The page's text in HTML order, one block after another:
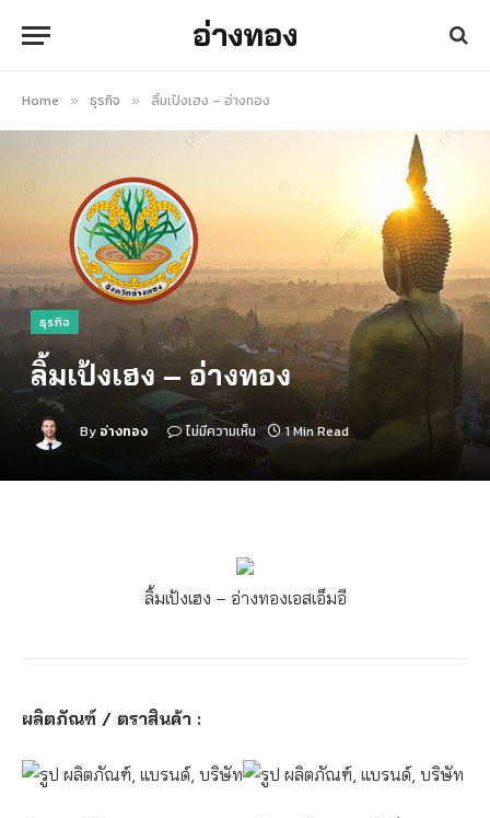
อ่างทอง
Home » ธุรกิจ » ลิ้มเป้งเฮง – อ่างทอง
ธุรกิจ
ลิ้มเป้งเฮง – อ่างทอง
By อ่างทอง ไม่มีความเห็น 1 Min Read
ลิ้มเป้งเฮง – อ่างทองเอสเอ็มอี
ผลิตภัณฑ์ / ตราสินค้า :